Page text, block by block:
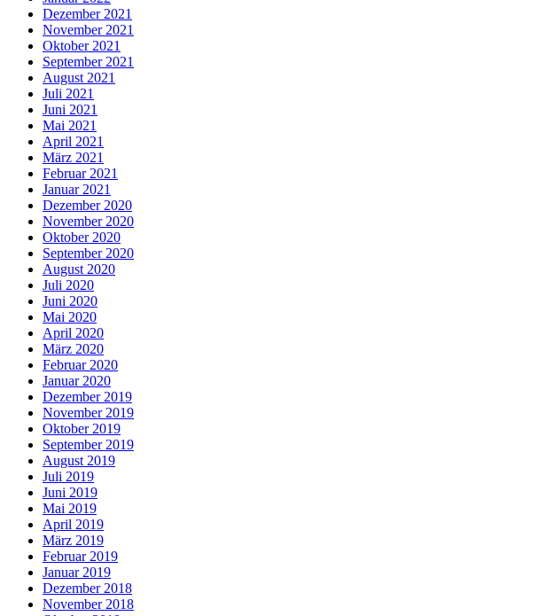
Dezember 2021
November 2021
Oktober 2021
September 2021
August 2021
Juli 2021
Juni 2021
Mai 2021
April 2021
März 2021
Februar 2021
Januar 2021
Dezember 2020
November 2020
Oktober 2020
September 2020
August 2020
Juli 2020
Juni 2020
Mai 2020
April 2020
März 2020
Februar 2020
Januar 2020
Dezember 2019
November 2019
Oktober 2019
September 2019
August 2019
Juli 2019
Juni 2019
Mai 2019
April 2019
März 2019
Februar 2019
Januar 2019
Dezember 2018
November 2018